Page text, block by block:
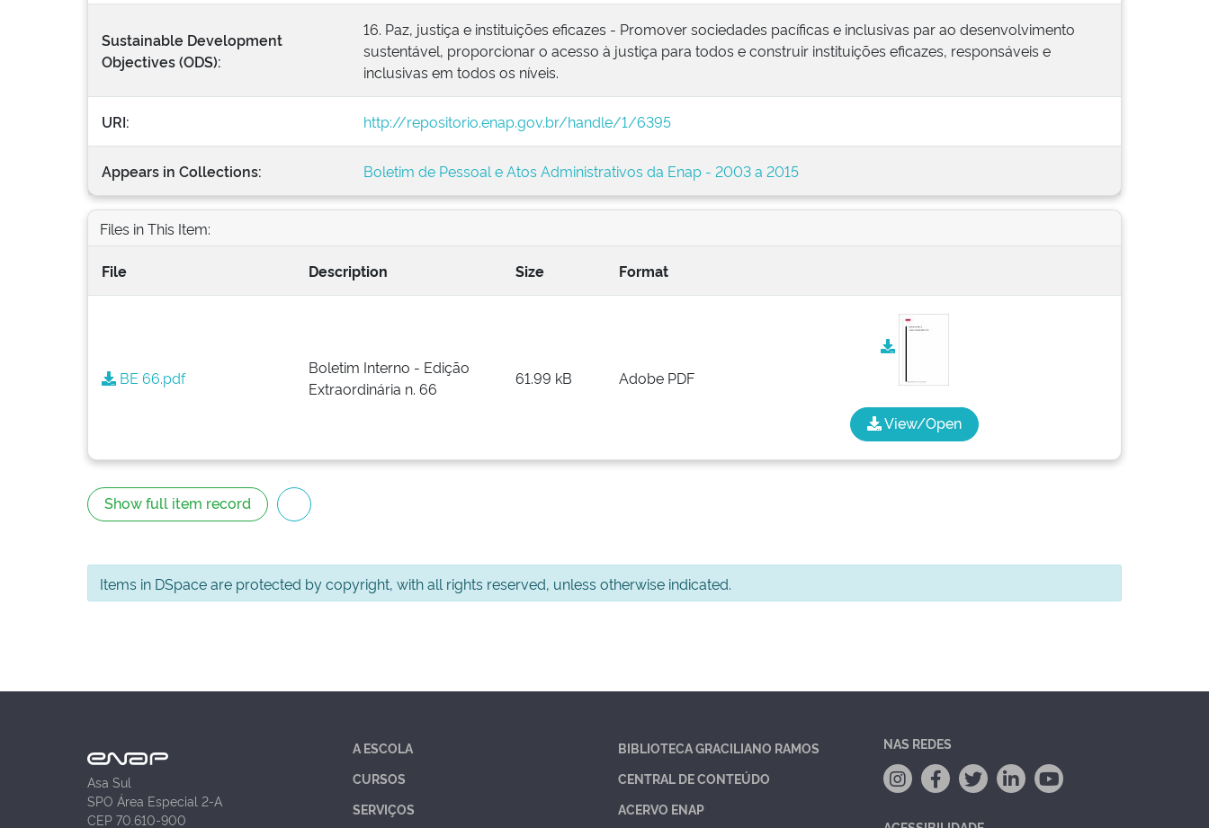
Sustainable Development
Objectives (ODS):
16. Paz, justiça e instituições eficazes - Promover sociedades pacíficas e inclusivas par ao desenvolvimento
sustentável, proporcionar o acesso à justiça para todos e construir instituições eficazes, responsáveis e
inclusivas em todos os níveis.
URI: http://repositorio.enap.gov.br/handle/1/6395
Appears in Collections: Boletim de Pessoal e Atos Administrativos da Enap - 2003 a 2015
Files in This Item:
File Description Size Format
BE 66.pdf
Boletim Interno - Edição
Extraordinária n. 66
61.99 kB Adobe PDF
View/Open
Show full item record
Items in DSpace are protected by copyright, with all rights reserved, unless otherwise indicated.
Asa Sul
SPO Área Especial 2-A
CEP 70.610-900
A ESCOLA
CURSOS
SERVIÇOS
BIBLIOTECA GRACILIANO RAMOS
CENTRAL DE CONTEÚDO
ACERVO ENAP
NAS REDES